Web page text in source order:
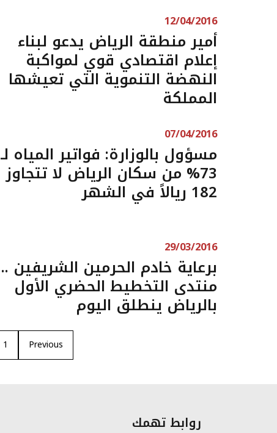
12/04/2016
أمير منطقة الرياض يدعو لبناء
إعلام اقتصادي قوي لمواكبة
النهضة التنموية التي تعيشها
المملكة
07/04/2016
مسؤول بالوزارة: فواتير المياه لـ
73% من سكان الرياض لا تتجاوز
182 ريالاً في الشهر
29/03/2016
برعاية خادم الحرمين الشريفين ..
منتدى التخطيط الحضري الأول
بالرياض ينطلق اليوم
Previous
1
روابط تهمك